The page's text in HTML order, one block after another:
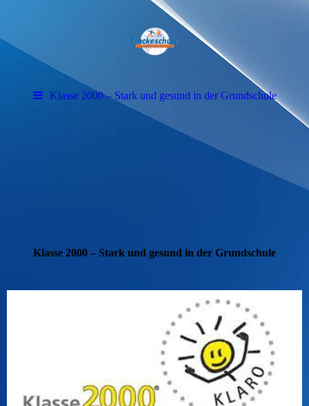
Klasse 2000 – Stark und gesund in der Grundschule
Klasse 2000 – Stark und gesund in der Grundschule